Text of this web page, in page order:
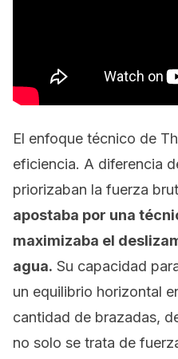
El enfoque técnico de
eficiencia. A diferencia
priorizaban la fuerza
apostaba por una
maximizaba el
agua. Su capacidad
un equilibrio horizontal
cantidad de brazadas,
no solo se trata de